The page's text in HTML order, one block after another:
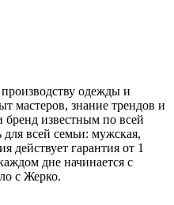
одежды и
мастеров, знание трендов и
бренд известным по всей
всей семьи: мужская,
действует гарантия от 1
дне начинается с
с Жерко.